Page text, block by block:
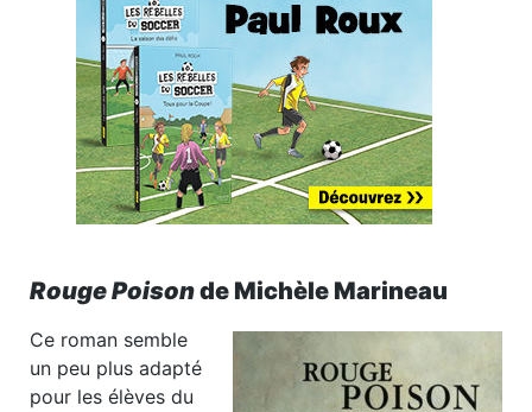
Rouge Poisonde Michèle Marineau
Ce roman semble
un peu plus adapté
pour les élèves du